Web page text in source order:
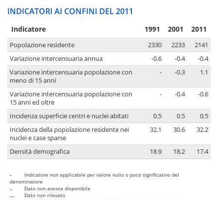
INDICATORI AI CONFINI DEL 2011
Indicatore 1991 2001 2011
Popolazione residente 2330 2233
2141
Variazione intercensuaria annua
-0.6 -0.4
-0.4
Variazione intercensuaria popolazione con
meno di 15 anni
- -0.3 1.1
Variazione intercensuaria popolazione con
15 anni ed oltre
- -0.4 -0.6
Incidenza superficie centri e nuclei abitati 0.5 0.5
0.5
Incidenza della popolazione residente nei
nuclei e case sparse
32.1 30.6 32.2
Densità demografica 18.9 18.2 17.4
-
Indicatore non applicabile per valore nullo o poco significativo del
denominatore
..
Dato non ancora disponibile
...
Dato non rilevato